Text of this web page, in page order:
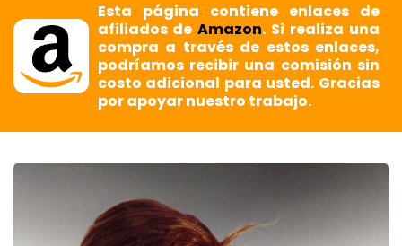
Esta página contiene enlaces de
afiliados deAmazon. Si realiza una
compra a través de estos enlaces,
podríamos recibir una comisión sin
costo adicional para usted. Gracias
por apoyar nuestro trabajo.